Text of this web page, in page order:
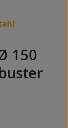
150